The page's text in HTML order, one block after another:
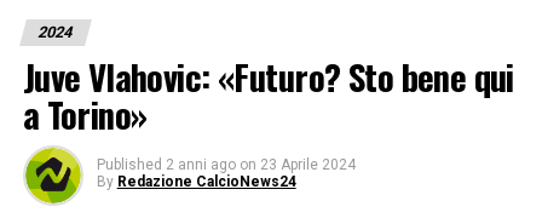
2024
Juve Vlahovic: «Futuro? Sto bene qui
a Torino»
Published 2 anni ago on 23 Aprile 2024
By Redazione CalcioNews24